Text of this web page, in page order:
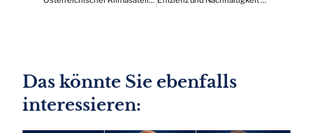
Das könnte Sie ebenfalls
interessieren: